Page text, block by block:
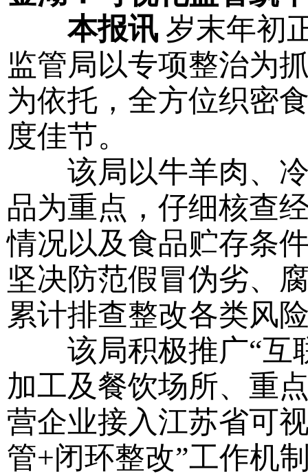
本报讯 岁末年初
监管局以专项整治为
为依托，全方位织密
度佳节。
该局以牛羊肉、冷
品为重点，仔细核查
情况以及食品贮存条
坚决防范假冒伪劣、
累计排查整改各类风
该局积极推广“互
加工及餐饮场所、重
营企业接入江苏省可
管+闭环整改”工作机